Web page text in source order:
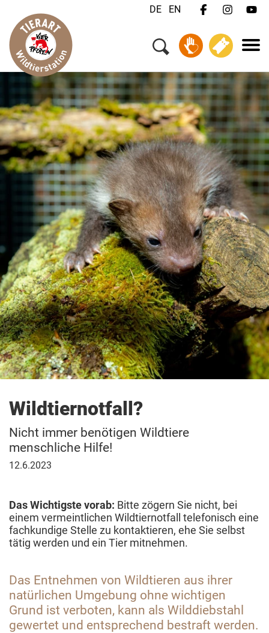
DE EN
Wildtiernotfall?
Nicht immer benötigen Wildtiere
menschliche Hilfe!
12.
12.6.2023
Das Wichtigste vorab: Bitte zögern Sie nicht, bei
einem vermeintlichen Wildtiernotfall telefonisch eine
fachkundige Stelle zu kontaktieren, ehe Sie selbst
tätig werden und ein Tier mitnehmen.
Das Entnehmen von Wildtieren aus ihrer
natürlichen Umgebung ohne wichtigen
Grund ist verboten, kann als Wilddiebstahl
gewertet und entsprechend bestraft werden.